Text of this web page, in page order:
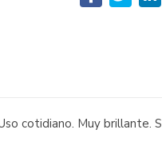
cotidiano. Muy brillante.